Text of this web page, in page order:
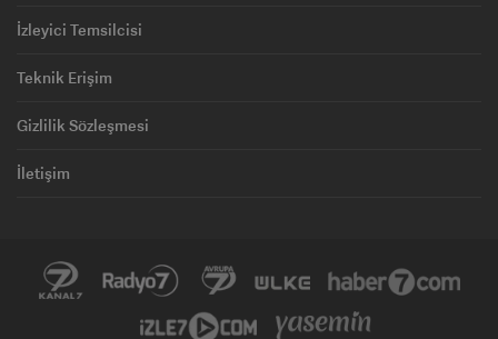
İzleyici Temsilcisi
Teknik Erişim
Gizlilik Sözleşmesi
İletişim